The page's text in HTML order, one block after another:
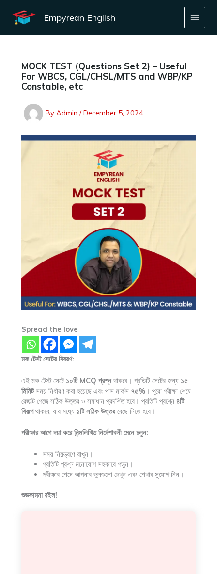
content
Empyrean English
MOCK TEST (Questions Set 2) – Useful
For WBCS, CGL/CHSL/MTS and WBP/KP
Constable, etc
By Admin /December 5, 2024
Spread the love
মক টেস্ট সেটের বিবরণ:
এই মক টেস্ট সেটে ১০টি MCQ প্রশ্নথাকবে। প্রতিটি সেটের জন্য ১৫
মিনিটসময় নির্ধারণ করা হয়েছে এবং পাস মার্কস ৭৫% । পুরো পরীক্ষা শেষে
রেজাল্ট পেজে সঠিক উত্তর ও সমাধান প্রদর্শিত হবে। প্রতিটি প্রশ্নে ৪টি
বিকল্পথাকবে, যার মধ্যে ১টি সঠিক উত্তরবেছে নিতে হবে।
পরীক্ষার আগে দয়া করে নিন্মলিখিত নির্দেশাবলী মেনে চলুন:
সময় নিয়ন্ত্রণে রাখুন।
প্রতিটি প্রশ্ন মনোযোগ সহকারে পড়ুন।
পরীক্ষার শেষে আপনার ভুলগুলো দেখুন এবং শেখার সুযোগ নিন।
শুভকামনা রইল!